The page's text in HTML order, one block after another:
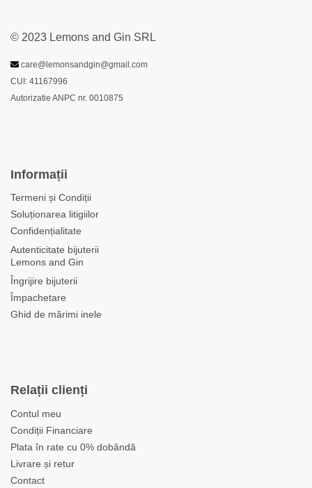
© 2023 Lemons and Gin SRL
care@lemonsandgin@gmail.com
CUI: 41167996
Autorizatie ANPC nr. 0010875
Informații
Termeni și Condiții
Soluționarea litigiilor
Confidențialitate
Autenticitate bijuterii
Lemons and Gin
Îngrijire bijuterii
Împachetare
Ghid de mărimi inele
Relații clienți
Contul meu
Condiții Financiare
Plata în rate cu 0% dobândă
Livrare și retur
Contact